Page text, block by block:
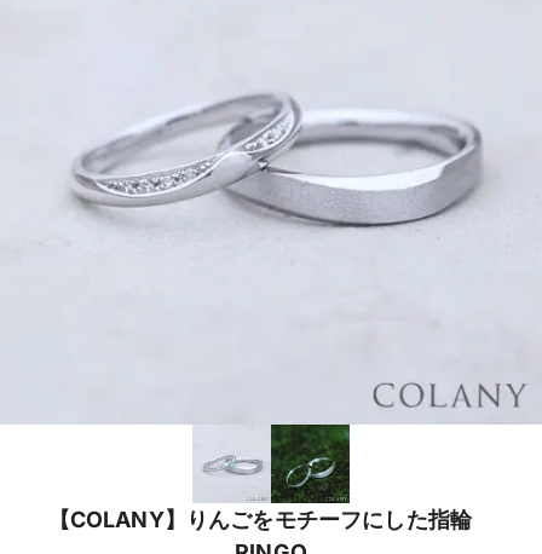
【COLANY】りんごをモチーフにした指輪